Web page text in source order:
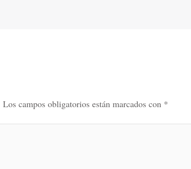
Los campos obligatorios están marcados con *